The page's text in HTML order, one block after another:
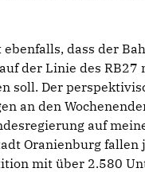
dass der
der Linie des
soll. Der
an den
auf
Oranienburg
mit über 2.580